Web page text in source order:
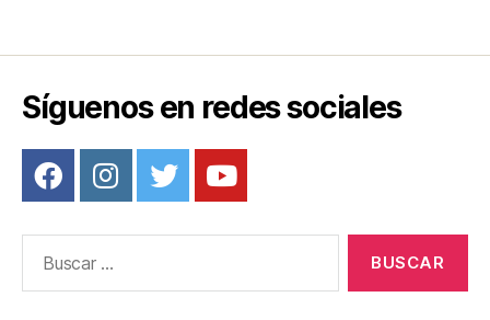
o
k
tir
Síguenos en redes sociales